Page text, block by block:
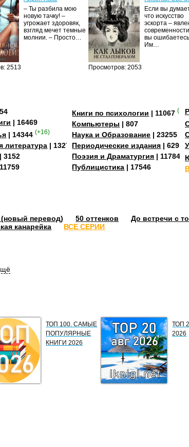
2513
– Ты разбила мою
новую тачку! –
угрожает здоровяк,
взгляд мечет темные
молнии. – Просто…
Просмотров: 2053
Если вы
что искусство
эскорта –
вы
Им…
| 16469
| 14344 (+16)
литература | 13273
| 3152
Книги по психологии | 11067 (+3)
Компьютеры | 807
Наука и Образование | 23255
Периодические издания | 629
Поэзия и Драматургия | 11784
Публицистика | 17546
(новый перевод) 50 оттенков До встречи с
канарейка ВСЕ СЕРИИ
ТОП 100. САМЫЕ
ПОПУЛЯРНЫЕ
КНИГИ 2026
ТОП
2026